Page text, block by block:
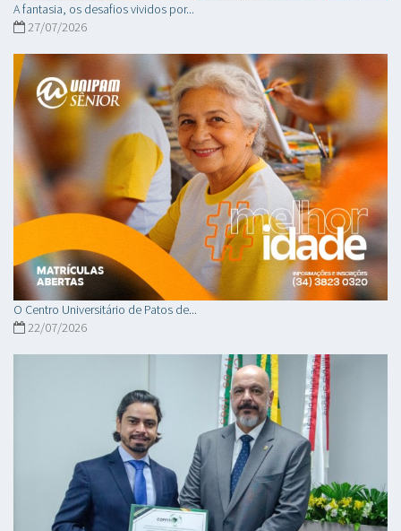
A fantasia, os desafios vividos por...
27/07/2026
O Centro Universitário de Patos de...
22/07/2026